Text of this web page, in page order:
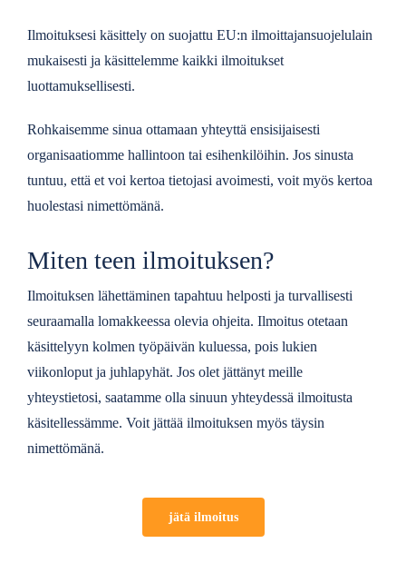
Ilmoituksesi käsittely on suojattu EU:n ilmoittajansuojelulain
mukaisesti ja käsittelemme kaikki ilmoitukset
luottamuksellisesti.
Rohkaisemme sinua ottamaan yhteyttä ensisijaisesti
organisaatiomme hallintoon tai esihenkilöihin. Jos sinusta
tuntuu, että et voi kertoa tietojasi avoimesti, voit myös kertoa
huolestasi nimettömänä.
Miten teen ilmoituksen?
Ilmoituksen lähettäminen tapahtuu helposti ja turvallisesti
seuraamalla lomakkeessa olevia ohjeita. Ilmoitus otetaan
käsittelyyn kolmen työpäivän kuluessa, pois lukien
viikonloput ja juhlapyhät. Jos olet jättänyt meille
yhteystietosi, saatamme olla sinuun yhteydessä ilmoitusta
käsitellessämme. Voit jättää ilmoituksen myös täysin
nimettömänä.
jätä ilmoitus